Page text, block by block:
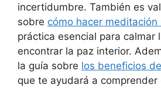
incertidumbre. También es
sobre cómo hacer meditación
práctica esencial para calmar
encontrar la paz interior.
la guía sobre los beneficios
que te ayudará a comprender